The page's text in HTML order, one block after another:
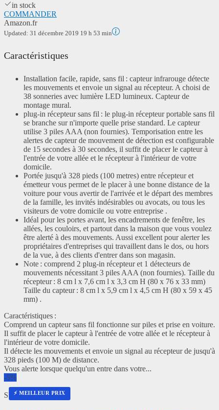
in stock
COMMANDER
Amazon.fr
Updated: 31 décembre 2019 19 h 53 min
Caractéristiques
Installation facile, rapide, sans fil : capteur infrarouge détecte
les mouvements et envoie un signal au récepteur. A choisi de
38 sonneries avec lumière LED lumineux. Capteur de
montage mural.
plug-in récepteur sans fil : le plug-in récepteur portable sans fil
se branche sur n'importe quelle prise standard. Le capteur
utilise 3 piles AAA (non fournies). Temporisation entre les
alertes de capteur de mouvement de détection est configurable
de 15 secondes à 30 secondes, il suffit de placer le capteur à
l'entrée de votre allée et le récepteur à l'intérieur de votre
domicile.
Portée jusqu'à 328 pieds (100 metres) entre récepteur et
émetteur vous permet de le placer à une bonne distance de la
voiture pour vous avertir de l'arrivée et le départ des membres
de la famille, les invités indésirables ou avocats, ou tous les
visiteurs de votre domicile ou votre entreprise .
Idéal pour les portes avant, les encadrements de fenêtre, les
allées, les couloirs, et partout dans la maison que vous voulez
être alerté à des mouvements. Aussi excellent pour alerter les
propriétaires d'entreprises qui travaillent dans le dos, ou hors
de la vue, à des clients d'entrer dans son magasin.
Note : comprend 2 plug-in récepteur et 1 détecteurs de
mouvements nécessitant 3 piles AAA (non fournies). Taille du
récepteur : 8 cm l x 7,6 cm l x 3,3 cm H (80 x 76 x 33 mm)
Taille du capteur : 8 cm l x 5,9 cm l x 4,5 cm H (80 x 59 x 45
mm) .
Caractéristiques :
Comprend un capteur sans fil fonctionne sur piles et prise en voiture.
Il suffit de placer le capteur à l'entrée de votre allée et le récepteur à
l'intérieur de votre domicile.
Il détecte les mouvements et envoie un signal au récepteur de jusqu'à
328 pieds (100 M) de distance.
Vous alerte lorsque quelqu'un entre dans votre...
-5%
⚡ MEILLEUR PRIX
SURFOU